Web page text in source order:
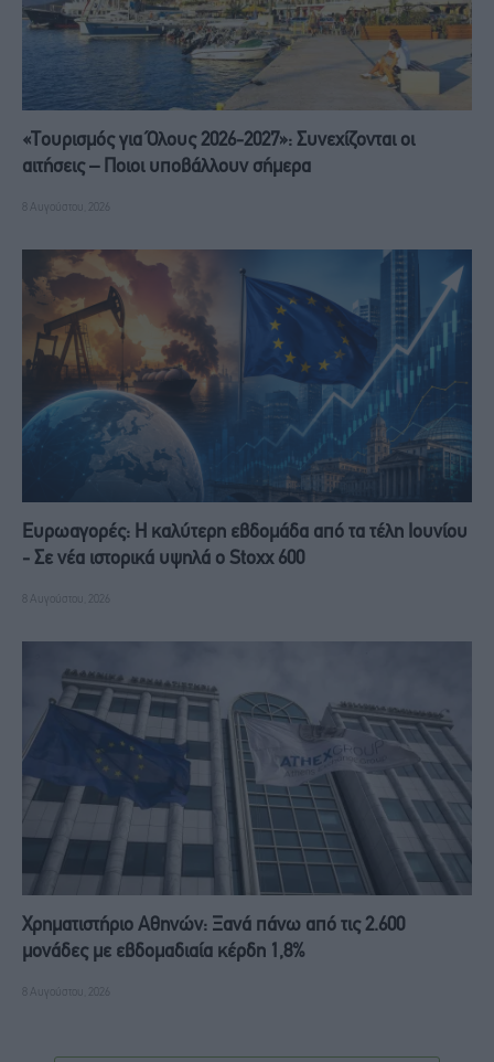
«Τουρισμός για Όλους 2026-2027»: Συνεχίζονται οι
αιτήσεις – Ποιοι υποβάλλουν σήμερα
8 Αυγούστου, 2026
Ευρωαγορές: Η καλύτερη εβδομάδα από τα τέλη Ιουνίου
- Σε νέα ιστορικά υψηλά ο Stoxx 600
8 Αυγούστου, 2026
Χρηματιστήριο Αθηνών: Ξανά πάνω από τις 2.600
μονάδες με εβδομαδιαία κέρδη 1,8%
8 Αυγούστου, 2026